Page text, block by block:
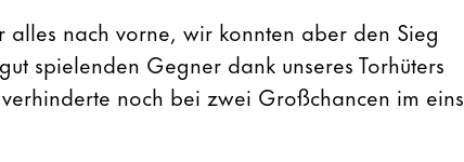
alles nach vorne, wir konnten aber den Sieg
spielenden Gegner dank unseres Torhüters
noch bei zwei Großchancen im eins